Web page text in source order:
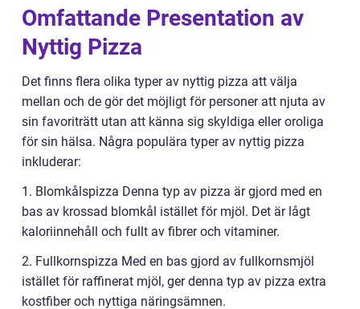
Omfattande Presentation av
Nyttig Pizza
Det finns flera olika typer av nyttig pizza att välja
mellan och de gör det möjligt för personer att njuta av
sin favoriträtt utan att känna sig skyldiga eller oroliga
för sin hälsa. Några populära typer av nyttig pizza
inkluderar:
1. Blomkålspizza Denna typ av pizza är gjord med en
bas av krossad blomkål istället för mjöl. Det är lågt
kaloriinnehåll och fullt av fibrer och vitaminer.
2. Fullkornspizza Med en bas gjord av fullkornsmjöl
istället för raffinerat mjöl, ger denna typ av pizza extra
kostfiber och nyttiga näringsämnen.